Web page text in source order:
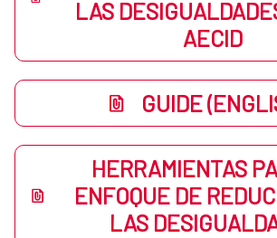
LAS
AECID
GUIDE
HERRAMIENTAS
ENFOQUE DE
LAS